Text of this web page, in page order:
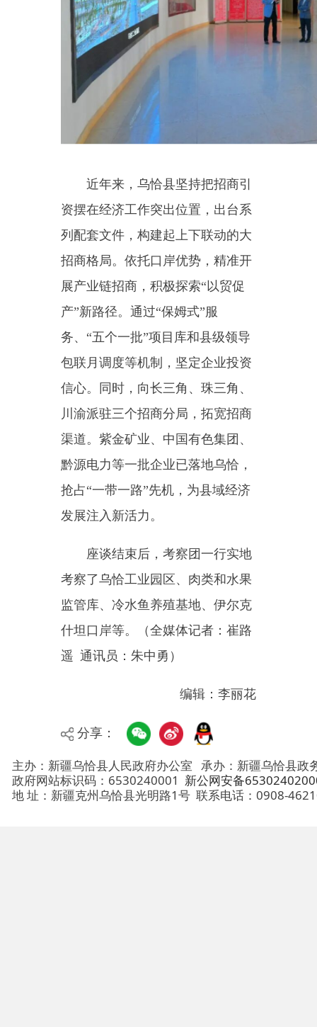
产”新路径。通过“保姆式”服
务、“五个一批”项目库和县级领导
包联月调度等机制，坚定企业投资
信心。同时，向长三角、珠三角、
川渝派驻三个招商分局，拓宽招商
渠道。紫金矿业、中国有色集团、
抢占“一带一路”先机，为县域经济
发展注入新活力。
座谈结束后，考察团一行实地
考察了乌恰工业园区、肉类和水果
监管库、冷水鱼养殖基地、伊尔克
什坦口岸等。
（全媒体记者：崔路
编辑：李丽花
分享：
主办：新疆乌恰县人民政府办公室承办：新疆乌恰县政务服务
政府网站标识码：6530240001
新公网安备65302402000101号
地 址：新疆克州乌恰县光明路1号 联系电话：0908-4621030